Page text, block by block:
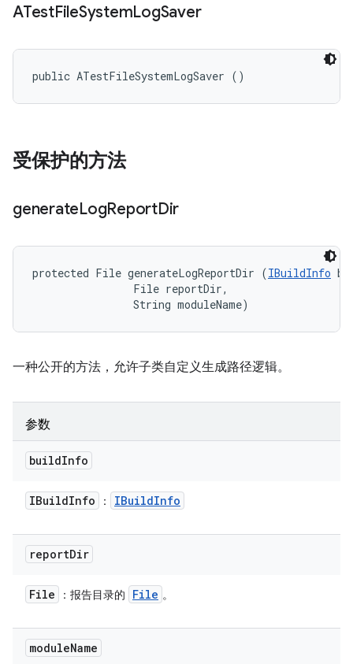
ATestFileSystemLogSaver
public ATestFileSystemLogSaver ()
受保护的方法
generateLogReportDir
protected File generateLogReportDir (IBuildInfo
                File reportDir,
                String moduleName)
一种公开的方法，允许子类自定义生成路径逻辑。
参数
buildInfo
IBuildInfo ： IBuildInfo
reportDir
File ：报告目录的 File 。
moduleName